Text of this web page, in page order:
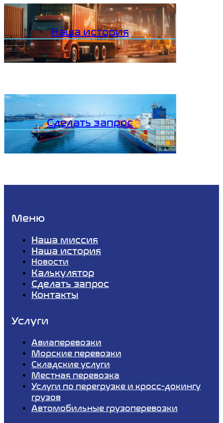
Наша история
Сделать запрос
Меню
Наша миссия
Наша история
Новости
Калькулятор
Сделать запрос
Контакты
Услуги
Авиаперевозки
Морские перевозки
Складские услуги
Местная перевозка
Услуги по перегрузке и кросс-докингу
грузов
Автомобильные грузоперевозки